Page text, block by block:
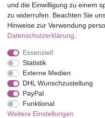
Service
Versandkosten
Impressum
und die Einwilligung zu einem
zu widerrufen. Beachten Sie
Hinweise zur Verwendung
Daten­schutz­erklärung
Essenziell
Statistik
Externe Medien
DHL Wunschzustellung
PayPal
Funktional
Weitere Einstellungen